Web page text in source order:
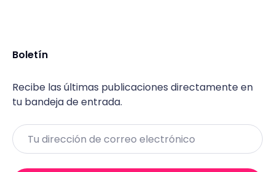
Boletín
Recibe las últimas publicaciones directamente en
tu bandeja de entrada.
Email